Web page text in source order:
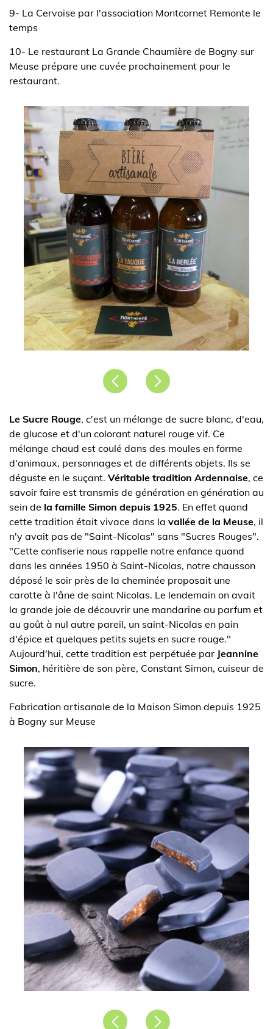
9- La Cervoise par l'association Montcornet Remonte le
temps
10- Le restaurant La Grande Chaumière de Bogny sur
Meuse prépare une cuvée prochainement pour le
restaurant.
PrécédentSuivant
Le Sucre Rouge, c'est un mélange de sucre blanc, d'eau,
de glucose et d'un colorant naturel rouge vif. Ce
mélange chaud est coulé dans des moules en forme
d'animaux, personnages et de différents objets. Ils se
déguste en le suçant. Véritable tradition Ardennaise, ce
savoir faire est transmis de génération en génération au
sein de la famille Simon depuis 1925. En effet quand
cette tradition était vivace dans la vallée de la Meuse, il
n'y avait pas de "Saint-Nicolas" sans "Sucres Rouges".
"Cette confiserie nous rappelle notre enfance quand
dans les années 1950 à Saint-Nicolas, notre chausson
déposé le soir près de la cheminée proposait une
carotte à l'âne de saint Nicolas. Le lendemain on avait
la grande joie de découvrir une mandarine au parfum et
au goût à nul autre pareil, un saint-Nicolas en pain
d'épice et quelques petits sujets en sucre rouge."
Aujourd'hui, cette tradition est perpétuée par Jeannine
Simon, héritière de son père, Constant Simon, cuiseur de
sucre.
Fabrication artisanale de la Maison Simon depuis 1925
à Bogny sur Meuse
PrécédentSuivant